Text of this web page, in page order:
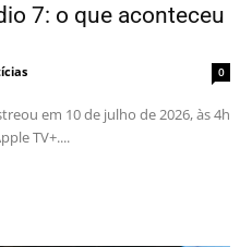
7: o que aconteceu
0
em 10 de julho de 2026, às 4h
TV+....